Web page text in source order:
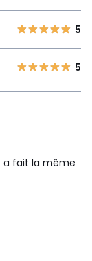
5
5
a fait la même